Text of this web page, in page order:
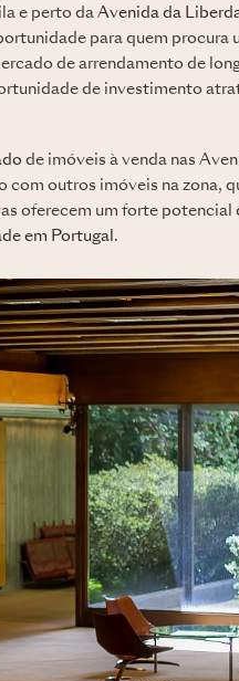
e perto da Avenida da
para quem procura
de arrendamento de
de investimento
de imóveis à venda nas
com outros imóveis na zona,
oferecem um forte potencial
em Portugal .